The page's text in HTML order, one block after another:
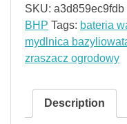
SKU: a3d859ec9fdb
BHP Tags: bateria
mydlnica
zraszacz ogrodowy
Description